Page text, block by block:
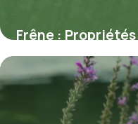
Frêne :
9 juillet 2026